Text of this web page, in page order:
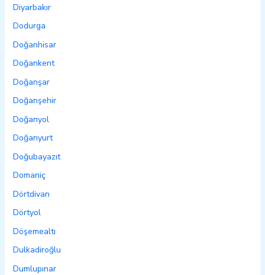
Diyarbakır
Dodurga
Doğanhisar
Doğankent
Doğanşar
Doğanşehir
Doğanyol
Doğanyurt
Doğubayazıt
Domaniç
Dörtdivan
Dörtyol
Döşemealtı
Dulkadiroğlu
Dumlupınar